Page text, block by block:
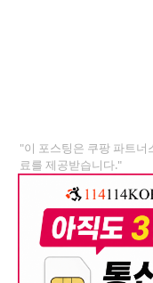
"이 포스팅은 쿠팡 파트너
료를 제공받습니다."